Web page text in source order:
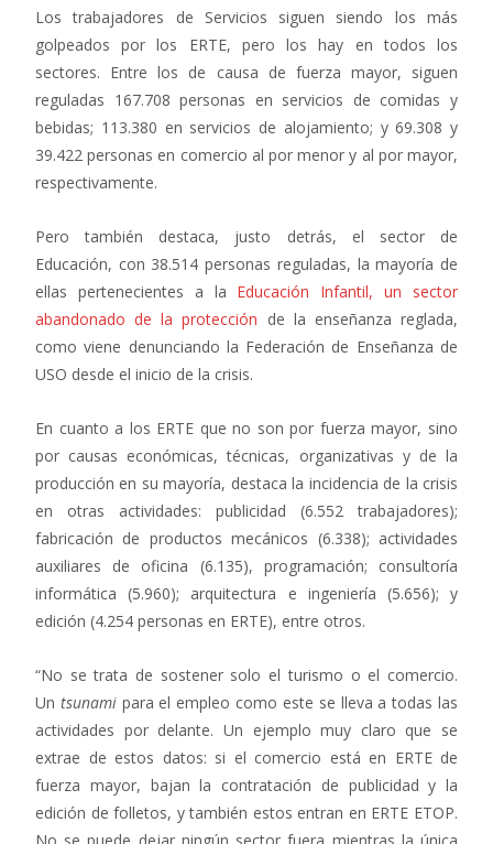
Los trabajadores de Servicios siguen siendo los más
golpeados por los ERTE, pero los hay en todos los
sectores. Entre los de causa de fuerza mayor, siguen
reguladas 167.708 personas en servicios de comidas y
bebidas; 113.380 en servicios de alojamiento; y 69.308 y
39.422 personas en comercio al por menor y al por mayor,
respectivamente.
Pero también destaca, justo detrás, el sector de
Educación, con 38.514 personas reguladas, la mayoría de
ellas pertenecientes a la Educación Infantil, un sector
abandonado de la protección de la enseñanza reglada,
como viene denunciando la Federación de Enseñanza de
USO desde el inicio de la crisis.
En cuanto a los ERTE que no son por fuerza mayor, sino
por causas económicas, técnicas, organizativas y de la
producción en su mayoría, destaca la incidencia de la crisis
en otras actividades: publicidad (6.552 trabajadores);
fabricación de productos mecánicos (6.338); actividades
auxiliares de oficina (6.135), programación; consultoría
informática (5.960); arquitectura e ingeniería (5.656); y
edición (4.254 personas en ERTE), entre otros.
“No se trata de sostener solo el turismo o el comercio.
Un tsunamipara el empleo como este se lleva a todas las
actividades por delante. Un ejemplo muy claro que se
extrae de estos datos: si el comercio está en ERTE de
fuerza mayor, bajan la contratación de publicidad y la
edición de folletos, y también estos entran en ERTE ETOP.